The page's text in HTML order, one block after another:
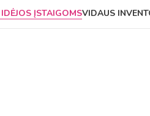
ĮSTAIGOMSVIDAUS